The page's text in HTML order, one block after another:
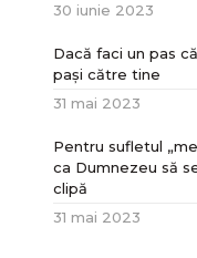
30 iunie 2023
Dacă faci un pas
paşi către tine
31 mai 2023
Pentru sufletul
ca Dumnezeu să
clipă
31 mai 2023